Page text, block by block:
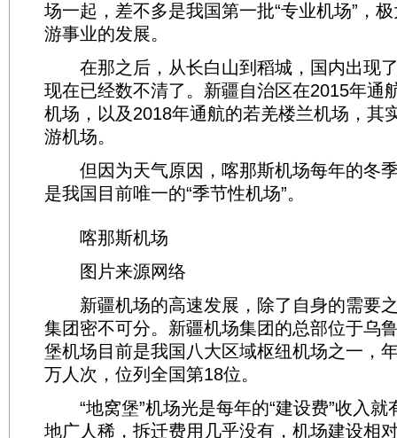
场一起，差不多是我国第一批“专业机场”，
游事业的发展。
在那之后，从长白山到稻城，国内出现
现在已经数不清了。新疆自治区在2015年通
机场，以及2018年通航的若羌楼兰机场，其
游机场。
但因为天气原因，喀那斯机场每年的冬
是我国目前唯一的“季节性机场”。
喀那斯机场
图片来源网络
新疆机场的高速发展，除了自身的需要
集团密不可分。新疆机场集团的总部位于乌
堡机场目前是我国八大区域枢纽机场之一，
万人次，位列全国第18位。
“地窝堡”机场光是每年的“建设费”收入就
地广人稀，拆迁费用几乎没有，机场建设相